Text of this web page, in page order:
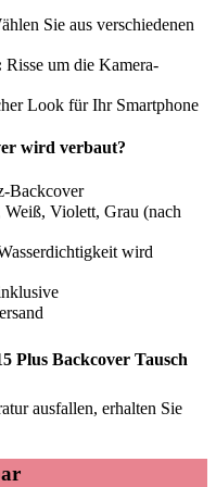
Sie aus verschiedenen
Risse um die Kamera-
Look für Ihr Smartphone
wird verbaut?
Backcover
Weiß, Violett, Grau (nach
wird
Plus Backcover Tausch
ausfallen, erhalten Sie